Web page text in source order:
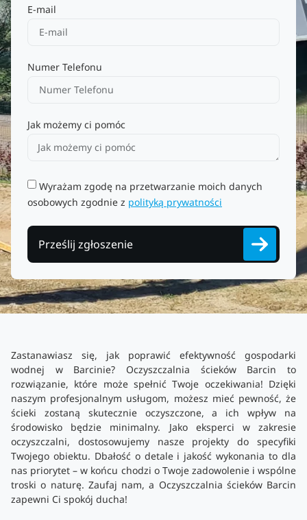
E-mail
Numer Telefonu
Jak możemy ci pomóc
Wyrażam zgodę na przetwarzanie moich danych
osobowych zgodnie z polityką prywatności
Prześlij zgłoszenie
Zastanawiasz się, jak poprawić efektywność gospodarki
wodnej w Barcinie? Oczyszczalnia ścieków Barcin to
rozwiązanie, które może spełnić Twoje oczekiwania! Dzięki
naszym profesjonalnym usługom, możesz mieć pewność, że
ścieki zostaną skutecznie oczyszczone, a ich wpływ na
środowisko będzie minimalny. Jako eksperci w zakresie
oczyszczalni, dostosowujemy nasze projekty do specyfiki
Twojego obiektu. Dbałość o detale i jakość wykonania to dla
nas priorytet – w końcu chodzi o Twoje zadowolenie i wspólne
troski o naturę. Zaufaj nam, a Oczyszczalnia ścieków Barcin
zapewni Ci spokój ducha!